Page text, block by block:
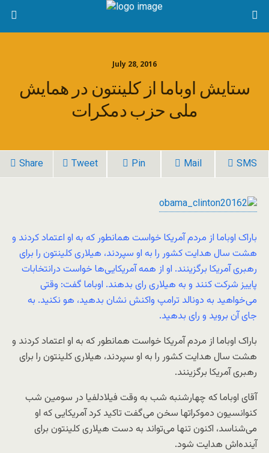
July 28, 2016
ستایش اوباما از کلینتون در همایش
ملی حزب دمکرات
Share Tweet Pin Mail SMS
باراک اوباما از مردم آمریکا خواست همانطور که به او اعتماد کردند و
هشت سال هدایت کشور را به او سپردند، هیلاری کلینتون را برای
رهبری آمریکا برگزینند. او از همه آمریکایی‌ها خواست درانتخابات
پاییز شرکت کنند و به هیلاری رای بدهند. اوباما گفت: وقتی
می‌خواهید به دونالد ترامپ واکنش نشان بدهید، هو نکنید. به
جای آن بروید و رای بدهید.
باراک اوباما از مردم آمریکا خواست همانطور که به او اعتماد کردند و
هشت سال هدایت کشور را به او سپردند، هیلاری کلینتون را برای
رهبری آمریکا برگزینند.
آقای اوباما که چهارشنبه شب به وقت فیلادلفیا در سومین شب
کنوانسیون دموکراتها سخن می‌گفت تاکید کرد آمریکایی که او
می‌شناسد، اکنون تنها می‌تواند به دست هیلاری کلینتون برای
آینده‌اش هدایت شود.